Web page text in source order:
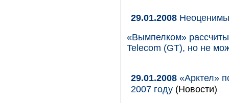
29.01.2008
«Вымпелком»
Telecom (GT), но не
29.01.2008 «Арктел»
2007 году (Новости)